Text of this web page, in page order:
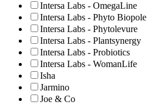
Intersa Labs - OmegaLine
Intersa Labs - Phyto Biopole
Intersa Labs - Phytolevure
Intersa Labs - Plantsynergy
Intersa Labs - Probiotics
Intersa Labs - WomanLife
Isha
Jarmino
Joe & Co